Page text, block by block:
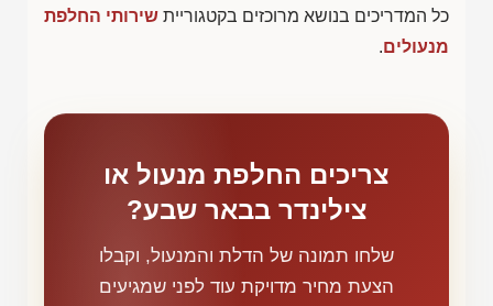
כל המדריכים בנושא מרוכזים בקטגוריית שירותי החלפת
מנעולים.
צריכים החלפת מנעול או
צילינדר בבאר שבע?
שלחו תמונה של הדלת והמנעול, וקבלו
הצעת מחיר מדויקת עוד לפני שמגיעים